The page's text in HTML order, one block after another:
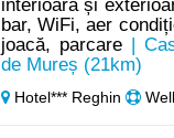
interioară și
bar, WiFi, aer
joacă, parcare|
de Mureș (21km)
Hotel*** Reghin